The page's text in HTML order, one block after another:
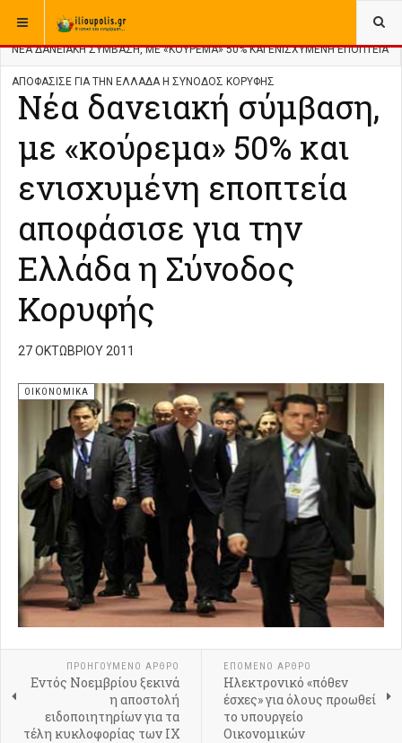
ΒΡΊΣΚΕΣΤΕ ΕΔΏ: ΑΡΧΙΚΉ
ΝΈΑ ΔΑΝΕΙΑΚΉ ΣΎΜΒΑΣΗ, ΜΕ «ΚΟΎΡΕΜΑ» 50% ΚΑΙ ΕΝΙΣΧΥΜΈΝΗ ΕΠΟΠΤΕΊΑ
ΑΠΟΦΆΣΙΣΕ ΓΙΑ ΤΗΝ ΕΛΛΆΔΑ Η ΣΎΝΟΔΟΣ ΚΟΡΥΦΉΣ
Νέα δανειακή σύμβαση,
με «κούρεμα» 50% και
ενισχυμένη εποπτεία
αποφάσισε για την
Ελλάδα η Σύνοδος
Κορυφής
27 ΟΚΤΩΒΡΊΟΥ 2011
ΟΙΚΟΝΟΜΙΚΑ
ΠΡΟΗΓΟΎΜΕΝΟ ΑΡΘΡΟ
Εντός Νοεμβρίου ξεκινά
η αποστολή
ειδοποιητηρίων για τα
τέλη κυκλοφορίας των ΙΧ
ΕΠΟΜΕΝΟ ΑΡΘΡΟ
Ηλεκτρονικό «πόθεν
έσχες» για όλους προωθεί
το υπουργείο
Οικονομικών